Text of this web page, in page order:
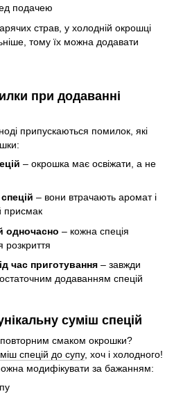
подачею
страв, у холодній окрошці
тому їх можна додавати
при додаванні
припускаються помилок, які
– окрошка має освіжати, а не
– вони втрачають аромат і
присмак
одночасно – кожна спеція
розкриття
час приготування – завжди
додаванням спецій
суміш спецій
смаком окрошки?
спецій до супу, хоч і холодного!
модифікувати за бажанням: